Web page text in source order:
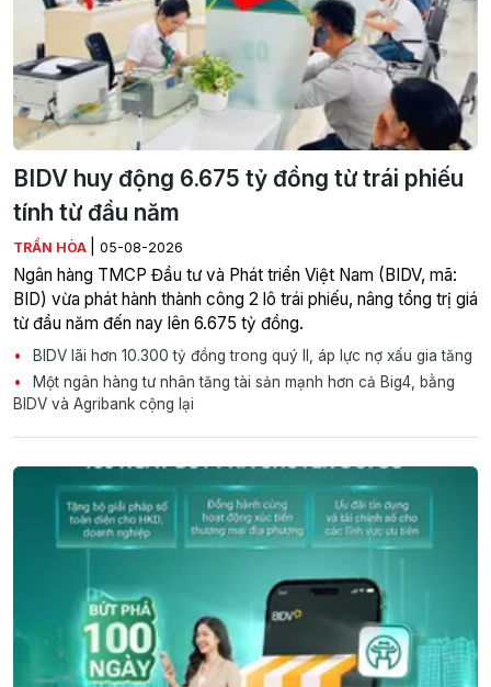
BIDV huy động 6.675 tỷ đồng từ trái phiếu
tính từ đầu năm
TRẦN HÒA 05-08-2026
Ngân hàng TMCP Đầu tư và Phát triển Việt Nam (BIDV, mã:
BID) vừa phát hành thành công 2 lô trái phiếu, nâng tổng trị giá
từ đầu năm đến nay lên 6.675 tỷ đồng.
BIDV lãi hơn 10.300 tỷ đồng trong quý II, áp lực nợ xấu gia tăng
Một ngân hàng tư nhân tăng tài sản mạnh hơn cả Big4, bằng
BIDV và Agribank cộng lại